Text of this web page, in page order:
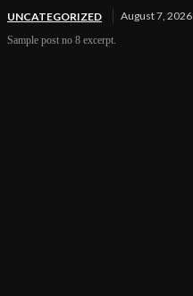
UNCATEGORIZED August 7, 2026
Sample post no 8 excerpt.